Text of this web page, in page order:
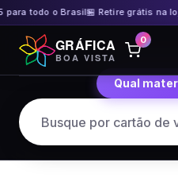
todo o Brasil🏪 Retire grátis na
Pular
para
o
GRÁFICA
BOA VISTA
0
Qual